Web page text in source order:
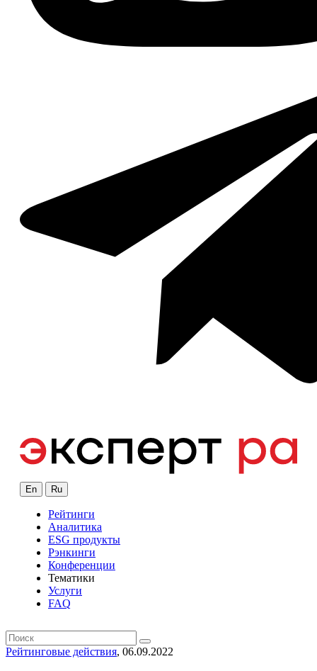
En Ru
Рейтинги
Аналитика
ESG продукты
Рэнкинги
Конференции
Тематики
Услуги
FAQ
Рейтинговые действия, 06.09.2022